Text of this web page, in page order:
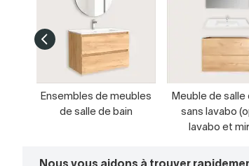
Ensembles de meubles
de salle de bain
Meuble de salle
sans lavabo
lavabo et